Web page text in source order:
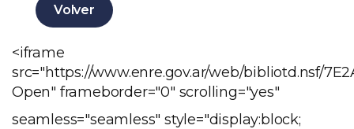
NaciónVolver
<iframe
src="https://www.enre.gov.ar/web/bibliotd.nsf/
Open" frameborder="0" scrolling="yes"
seamless="seamless" style="display:block;